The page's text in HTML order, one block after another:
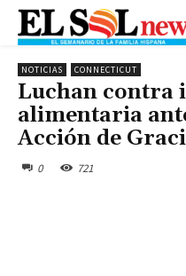
NOTICIAS CONNECTICUT
Luchan contra
alimentaria
Acción de
0 721